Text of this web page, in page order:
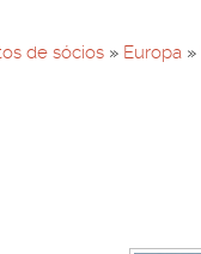
de sócios » Europa »